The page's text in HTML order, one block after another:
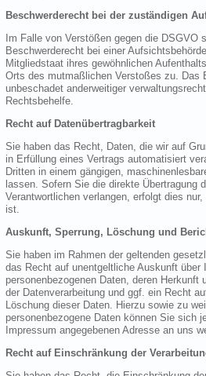
Beschwerderecht bei der zuständigen
Im Falle von Verstößen gegen die DSGVO
Beschwerderecht bei einer
Mitgliedstaat ihres gewöhnlichen
Orts des mutmaßlichen Verstoßes zu. Das
unbeschadet anderweitiger
Rechtsbehelfe.
Recht auf Datenübertragbarkeit
Sie haben das Recht, Daten, die wir auf
in Erfüllung eines Vertrags automatisiert
Dritten in einem gängigen,
lassen. Sofern Sie die direkte Übertragung
Verantwortlichen verlangen, erfolgt dies
ist.
Auskunft, Sperrung, Löschung und
Sie haben im Rahmen der geltenden
das Recht auf unentgeltliche Auskunft über
personenbezogenen Daten, deren Herkunft
der Datenverarbeitung und ggf. ein Recht
Löschung dieser Daten. Hierzu sowie zu
personenbezogene Daten können Sie sich
Impressum angegebenen Adresse an uns
Recht auf Einschränkung der